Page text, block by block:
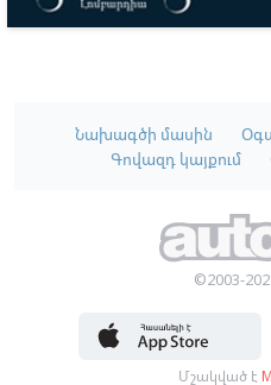
Նախագծի մասին
Գովազդ կայքում
©2003-
Մշակված է